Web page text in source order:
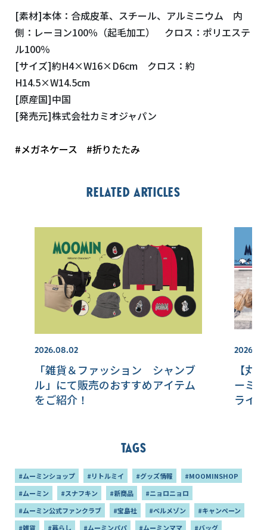
[素材]本体：合成皮革、スチール、アルミニウム 内
側：レーヨン100％（起毛加工） クロス：ポリエステ
ル100％
[サイズ]約H4×W16×D6cm クロス：約
H14.5×W14.5cm
[原産国]中国
[発売元]株式会社カミオジャパン
#メガネケース #折りたたみ
Related articles
2026.08.02
「雑貨＆ファッション シャンブ
ル」にて販売のおすすめアイテム
をご紹介！
【丸
ーミ
ライ
Tags
#ムーミンショップ #リトルミイ #グッズ情報
#MOOMINSHOP
#ムーミン
#スナフキン #新商品
#ニョロニョロ
#ムーミン公式ファンクラブ
#宝島社 #ベルメゾン
#キャンペーン
#雑貨
#暮らし #ムーミンパパ #ムーミンママ
#バッグ